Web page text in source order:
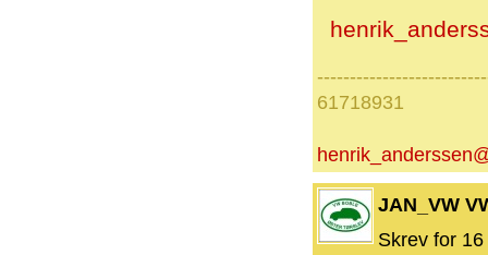
61718931
JAN_VW
Skrev for